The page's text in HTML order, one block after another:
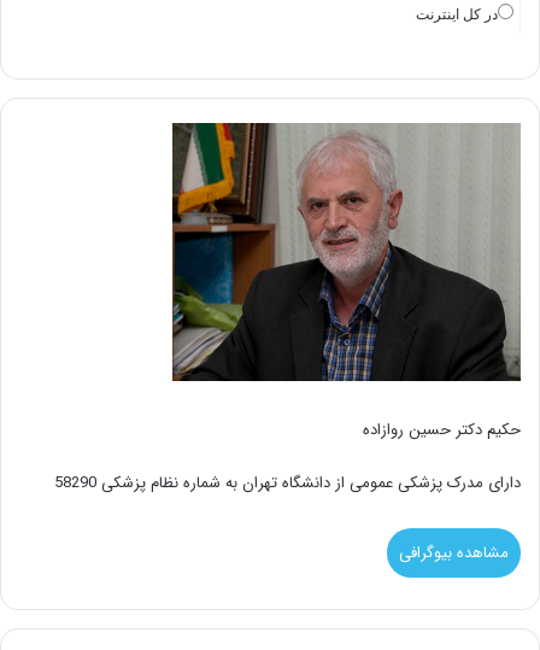
در كل اينترنت
حکیم دکتر حسین روازاده
دارای مدرک پزشکی عمومی از دانشگاه تهران به شماره نظام پزشکی 58290
مشاهده بیوگرافی